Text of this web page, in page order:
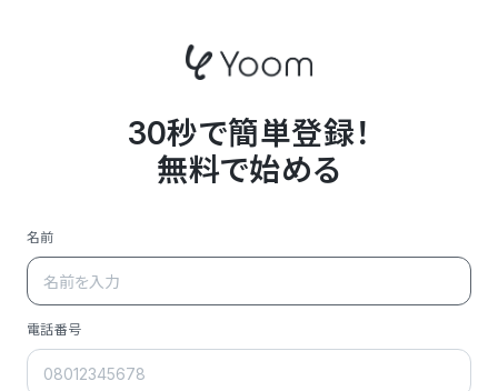
30秒で簡単登録！
無料で始める
名前
電話番号